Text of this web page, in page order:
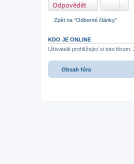
Odpovědět
Zpět na “Odborné články”
KDO JE ONLINE
Uživatelé prohlížející si toto
Obsah fóra